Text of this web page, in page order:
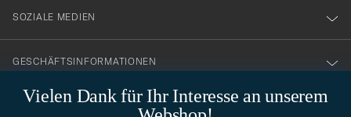
Vielen Dank für Ihr Interesse an unserem
SOZIALE MEDIEN
GESCHÄFTSINFORMATIONEN